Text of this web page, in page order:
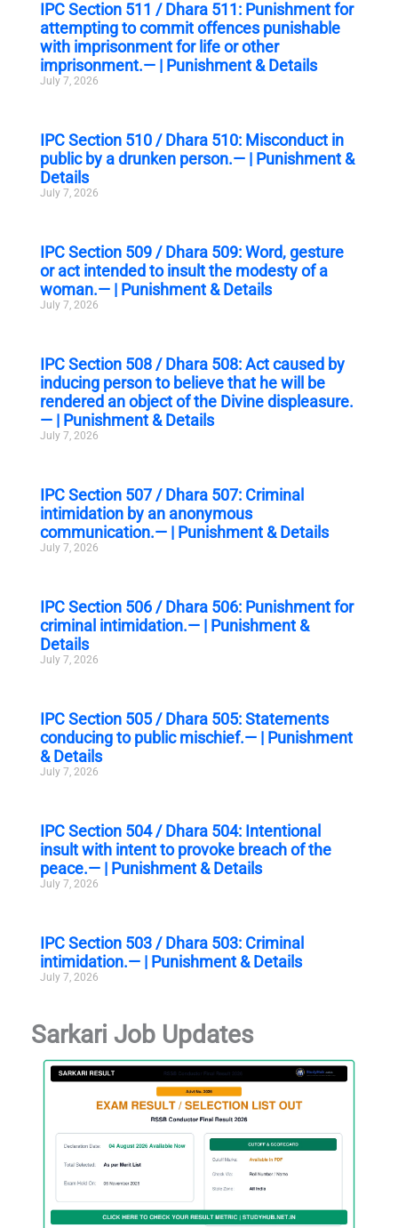
IPC Section 511 / Dhara 511: Punishment for
attempting to commit offences punishable
with imprisonment for life or other
imprisonment.— | Punishment & Details
July 7, 2026
IPC Section 510 / Dhara 510: Misconduct in
public by a drunken person.— | Punishment &
Details
July 7, 2026
IPC Section 509 / Dhara 509: Word, gesture
or act intended to insult the modesty of a
woman.— | Punishment & Details
July 7, 2026
IPC Section 508 / Dhara 508: Act caused by
inducing person to believe that he will be
rendered an object of the Divine displeasure.
— | Punishment & Details
July 7, 2026
IPC Section 507 / Dhara 507: Criminal
intimidation by an anonymous
communication.— | Punishment & Details
July 7, 2026
IPC Section 506 / Dhara 506: Punishment for
criminal intimidation.— | Punishment &
Details
July 7, 2026
IPC Section 505 / Dhara 505: Statements
conducing to public mischief.— | Punishment
& Details
July 7, 2026
IPC Section 504 / Dhara 504: Intentional
insult with intent to provoke breach of the
peace.— | Punishment & Details
July 7, 2026
IPC Section 503 / Dhara 503: Criminal
intimidation.— | Punishment & Details
July 7, 2026
Sarkari Job Updates